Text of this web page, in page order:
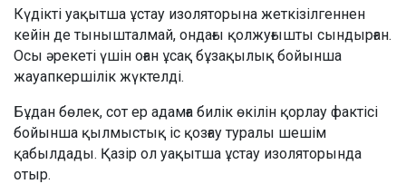
Күдікті уақытша ұстау изоляторына жеткізілгеннен
кейін де тынышталмай, ондағы қолжуғышты сындырған.
Осы әрекеті үшін оған ұсақ бұзақылық бойынша
жауапкершілік жүктелді.
Бұдан бөлек, сот ер адамға билік өкілін қорлау фактісі
бойынша қылмыстық іс қозғау туралы шешім
қабылдады. Қазір ол уақытша ұстау изоляторында
отыр.